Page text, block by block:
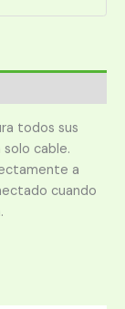
todos sus
cable.
a
cuando